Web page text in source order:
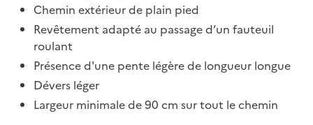
Chemin extérieur de plain pied
Revêtement adapté au passage d’un fauteuil
roulant
Présence d'une pente légère de longueur longue
Dévers léger
Largeur minimale de 90 cm sur tout le chemin